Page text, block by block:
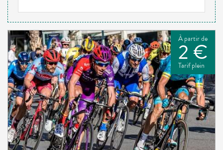
À partir de
2 €
Tarif plein